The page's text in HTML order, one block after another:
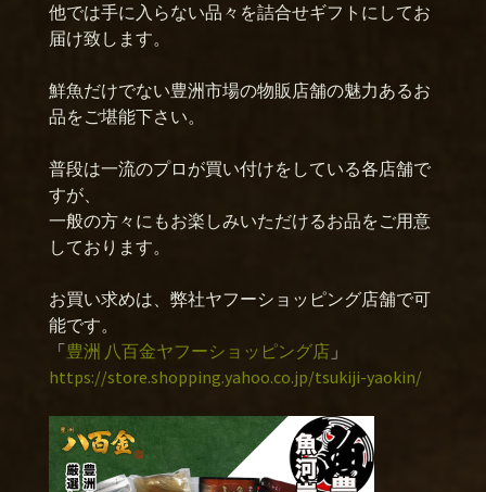
他では手に入らない品々を詰合せギフトにしてお
届け致します。
鮮魚だけでない豊洲市場の物販店舗の魅力あるお
品をご堪能下さい。
普段は一流のプロが買い付けをしている各店舗で
すが、
一般の方々にもお楽しみいただけるお品をご用意
しております。
お買い求めは、弊社ヤフーショッピング店舗で可
能です。
「豊洲 八百金ヤフーショッピング店 」
https://store.shopping.yahoo.co.jp/tsukiji-yaokin/